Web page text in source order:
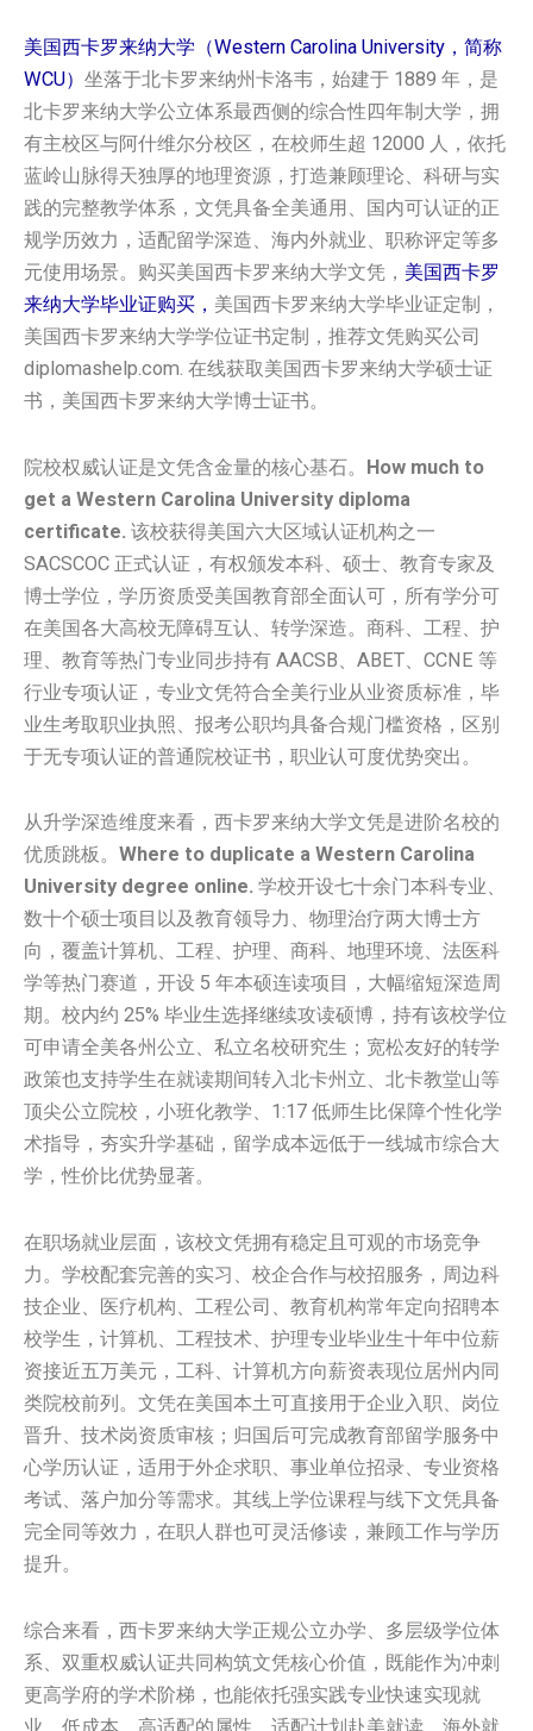
美国西卡罗来纳大学（Western Carolina University，简称
WCU） 坐落于北卡罗来纳州卡洛韦，始建于 1889 年，是
北卡罗来纳大学公立体系最西侧的综合性四年制大学，拥
有主校区与阿什维尔分校区，在校师生超 12000 人，依托
蓝岭山脉得天独厚的地理资源，打造兼顾理论、科研与实
践的完整教学体系，文凭具备全美通用、国内可认证的正
规学历效力，适配留学深造、海内外就业、职称评定等多
元使用场景。购买美国‌‌‌‌西卡罗来纳大学‌‌‌‌‌‌‌‌‌文凭， 美国‌‌‌‌西卡罗
来纳大学‌‌‌‌‌‌‌‌‌毕业证购买， 美国‌‌‌‌西卡罗来纳大学‌‌‌‌‌‌‌‌‌毕业证定制，
美国‌‌‌‌西卡罗来纳大学‌‌‌‌‌‌‌‌‌学位证书定制，推荐文凭购买公司
diplomashelp.com. 在线获取美国‌‌‌‌西卡罗来纳大学‌‌‌‌‌‌‌‌‌硕士证
书，美国‌‌‌‌西卡罗来纳大学‌‌‌‌‌‌‌‌‌博士证书。
院校权威认证是文凭含金量的核心基石。 How much to
get a Western Carolina University diploma
certificate. 该校获得美国六大区域认证机构之一
SACSCOC 正式认证，有权颁发本科、硕士、教育专家及
博士学位，学历资质受美国教育部全面认可，所有学分可
在美国各大高校无障碍互认、转学深造。商科、工程、护
理、教育等热门专业同步持有 AACSB、ABET、CCNE 等
行业专项认证，专业文凭符合全美行业从业资质标准，毕
业生考取职业执照、报考公职均具备合规门槛资格，区别
于无专项认证的普通院校证书，职业认可度优势突出。
从升学深造维度来看，西卡罗来纳大学文凭是进阶名校的
优质跳板。 Where to duplicate a Western Carolina
University degree online. 学校开设七十余门本科专业、
数十个硕士项目以及教育领导力、物理治疗两大博士方
向，覆盖计算机、工程、护理、商科、地理环境、法医科
学等热门赛道，开设 5 年本硕连读项目，大幅缩短深造周
期。校内约 25% 毕业生选择继续攻读硕博，持有该校学位
可申请全美各州公立、私立名校研究生；宽松友好的转学
政策也支持学生在就读期间转入北卡州立、北卡教堂山等
顶尖公立院校，小班化教学、1:17 低师生比保障个性化学
术指导，夯实升学基础，留学成本远低于一线城市综合大
学，性价比优势显著。
在职场就业层面，该校文凭拥有稳定且可观的市场竞争
力。学校配套完善的实习、校企合作与校招服务，周边科
技企业、医疗机构、工程公司、教育机构常年定向招聘本
校学生，计算机、工程技术、护理专业毕业生十年中位薪
资接近五万美元，工科、计算机方向薪资表现位居州内同
类院校前列。文凭在美国本土可直接用于企业入职、岗位
晋升、技术岗资质审核；归国后可完成教育部留学服务中
心学历认证，适用于外企求职、事业单位招录、专业资格
考试、落户加分等需求。其线上学位课程与线下文凭具备
完全同等效力，在职人群也可灵活修读，兼顾工作与学历
提升。
综合来看，西卡罗来纳大学正规公立办学、多层级学位体
系、双重权威认证共同构筑文凭核心价值，既能作为冲刺
更高学府的学术阶梯，也能依托强实践专业快速实现就